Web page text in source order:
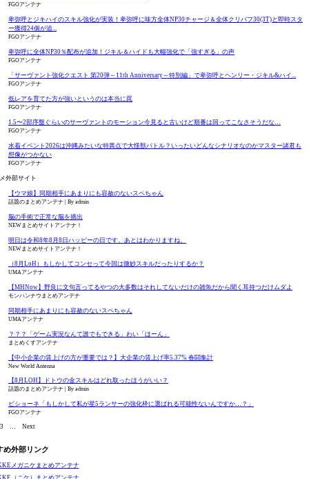
FGOアンテナ
卑弥呼とジキハイのスキル強化が実装！卑弥呼に味方全体NP30チャージ＆全体クリバフ30(3T)と即時スタ
ー獲得24個が追...
FGOアンテナ
卑弥呼に全体NP30％配布が追加！ジキル＆ハイドも大幅強化で「強すぎる」の声
FGOアンテナ
「サーヴァント強化クエスト 第20弾～11th Anniversary～特別編」で卑弥呼とヘンリー・ジキル&ハイ...
FGOアンテナ
低レアを育てた方が強いというのは本当に罠
FGOアンテナ
1.5〜2部序盤ぐらいのサーヴァントのモーション今見ると古いけど順番は回ってこなさそうだな…
FGOアンテナ
水着イベント2026は沖縄みたいな特異点で大怪獣バトル？いったいどんなシナリオなのかマスター諸君も
想像がつかない
FGOアンテナ
外部サイト
【ウマ娘】同期相手にあまりにも容赦のないスペちゃん
話題のまとめアンテナ By admin
脳の手術で正常な脳を摘出
NEWまとめサイトアンテナ！
明日は令和8年8月8日ハッピーの日です。あとはわかりますね。
NEWまとめサイトアンテナ！
（8月LoH）もしかしてコンセって今回は微妙スキルだったりするか？
UMAアンテナ
【MHNow】野良に文句言ってるやつの大多数はそれしてないだけの雑魚だから聞く耳持つだけムダよ
モンハンナウまとめアンテナ
同期相手にあまりにも容赦のないスペちゃん
UMAアンテナ
？？？「ゲーム実況なんて誰でもできる」わい「ほーん」
まとめくすアンテナ
【中小企業の賃上げの方が重要では？】大企業の賃上げ率5.37% 春闘集計
New World Antenna
【8月LOH】ドトウの金スキルはどれ取ったほうがいい？
話題のまとめアンテナ By admin
ビショーネ「もしかして私が星5ランサーの強化枠に選ばれる可能性ないんですか…？」
FGOアンテナ
3 Next
め外部リンク
メガニケまとめアンテナ